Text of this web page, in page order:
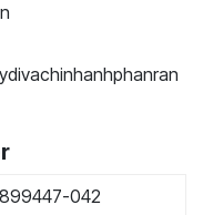
042